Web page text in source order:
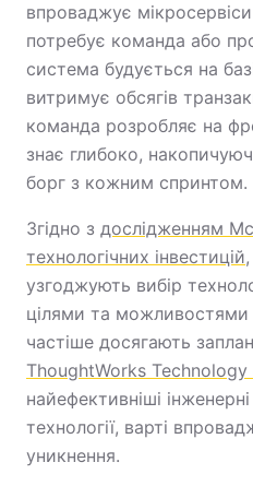
впроваджує
потребує команда або
система будується на
витримує обсягів
команда розробляє на
знає глибоко,
борг з кожним спринтом.
Згідно з дослідженням
технологічних інвестицій
узгоджують вибір
цілями та
частіше досягають
ThoughtWorks Technology
найефективніші
технології, варті
уникнення.